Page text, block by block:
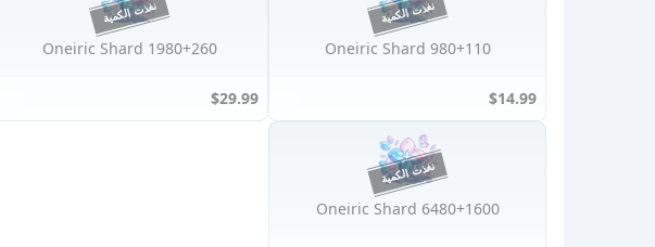
980+110 Oneiric Shard
$14.99
1980+260 Oneiric Shard
$29.99
6480+1600 Oneiric Shard